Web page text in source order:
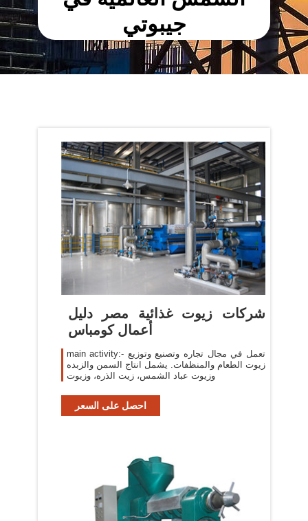
جيبوتي
شركات زيوت غذائية مصر دليل
أعمال كومباس
main activity:- تعمل في مجال تجاره وتصنيع وتوزيع
زيوت الطعام والمنظفات. يشمل انتاج السمن والزبده
وزيوت عباد الشمس، زيت الذره، وزيوت
احصل على السعر